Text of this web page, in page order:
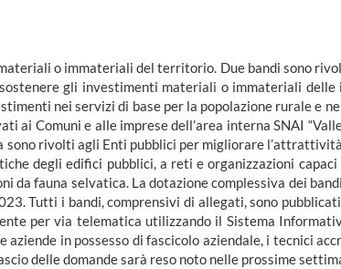
o immateriali del territorio. Due bandi sono
gli investimenti materiali o immateriali
nei servizi di base per la popolazione rurale e
Comuni e alle imprese dell’area interna SNAI
sono rivolti agli Enti pubblici per migliorare
degli edifici pubblici, a reti e organizzazioni
fauna selvatica. La dotazione complessiva dei
Tutti i bandi, comprensivi di allegati, sono
per via telematica utilizzando il Sistema
in possesso di fascicolo aziendale, i tecnici
delle domande sarà reso noto nelle prossime